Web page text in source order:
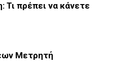
Τι πρέπει να κάνετε
Μετρητή